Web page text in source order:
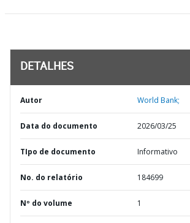
DETALHES
Autor World Bank;
Data do documento 2026/03/25
TIpo de documento Informativo
No. do relatório 184699
Nº do volume 1